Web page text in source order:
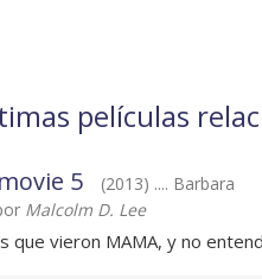
películas
5
(2013) .... Barbara
Malcolm D. Lee
que vieron MAMA, y no